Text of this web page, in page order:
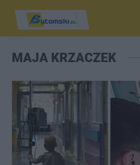
MAJA KRZACZEK